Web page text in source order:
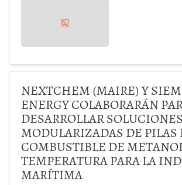
NEXTCHEM (MAIRE) Y
ENERGY COLABORARÁN
DESARROLLAR SOLUCIONES
MODULARIZADAS DE PILAS
COMBUSTIBLE DE
TEMPERATURA PARA LA
MARÍTIMA